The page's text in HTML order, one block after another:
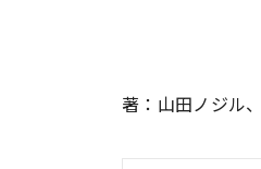
著：山田ノジル